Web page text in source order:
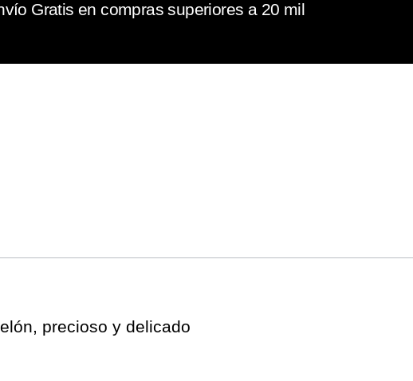
Gratis en compras superiores a 20 mil
precioso y delicado